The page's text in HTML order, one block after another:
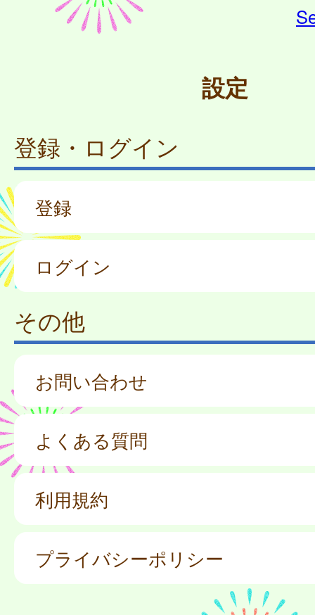
設定
登録・ログイン
登録
ログイン
その他
お問い合わせ
よくある質問
利用規約
プライバシーポリシー